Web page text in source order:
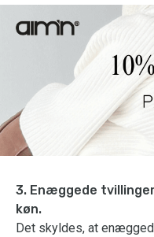
3. Enæggede
køn.
Det skyldes, at